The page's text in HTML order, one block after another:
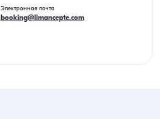
Электронная почта
booking@limancepte.com